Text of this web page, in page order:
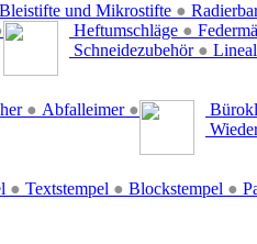
Bleistifte und Mikrostifte ●
Heftumschläge ●
Schneidezubehör ●
● Abfalleimer ●
● Textstempel ● Blockstempel ●